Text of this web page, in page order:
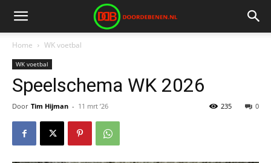
Home WK voetbal
WK voetbal
Speelschema WK 2026
Door Tim Hijman - 11 mrt ’26 0
235